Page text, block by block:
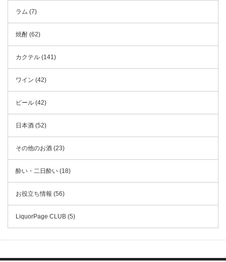
ラム (7)
焼酎 (62)
カクテル (141)
ワイン (42)
ビール (42)
日本酒 (52)
その他のお酒 (23)
酔い・二日酔い (18)
お役立ち情報 (56)
LiquorPage CLUB (5)